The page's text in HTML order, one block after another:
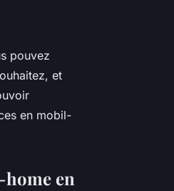
pouvez
et
en mobil-
en